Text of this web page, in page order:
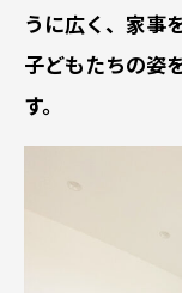
うに広く、家事
子どもたちの姿
す。